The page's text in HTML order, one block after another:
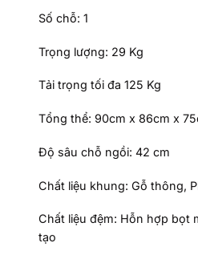
Số chỗ: 1
Trọng lượng: 29 Kg
Tải trọng tối đa 125 Kg
Tổng thể: 90cm x 86cm x
Độ sâu chỗ ngồi: 42 cm
Chất liệu khung: Gỗ thông,
Chất liệu đệm: Hỗn hợp bọt
tạo